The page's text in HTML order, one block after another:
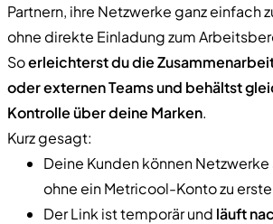
Partnern, ihre Netzwerke ganz einfach
ohne direkte Einladung zum
Soerleichterst du die
oder externen Teams und behältst
Kontrolle über deine Marken.
Kurz gesagt:
Deine Kunden können
ohne ein Metricool-Konto zu
Der Link ist temporär und läuft